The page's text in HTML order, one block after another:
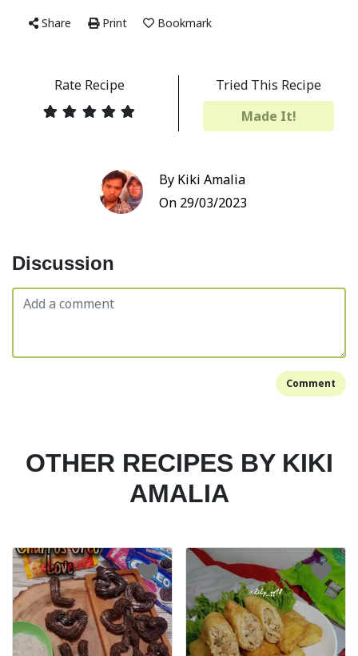
Share Print Bookmark
Rate Recipe
Tried This Recipe
Made It!
By Kiki Amalia
On 29/03/2023
Discussion
Comment
OTHER RECIPES BY KIKI
AMALIA